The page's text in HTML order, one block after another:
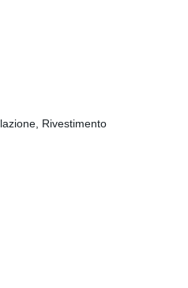
Rivestimento